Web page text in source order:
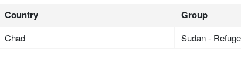
Country Group
Chad Sudan -